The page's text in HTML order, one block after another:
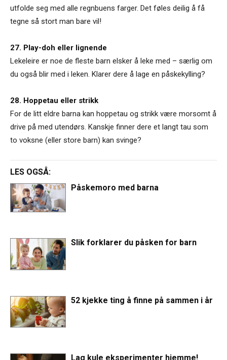
utfolde seg med alle regnbuens farger. Det føles deilig å få
tegne så stort man bare vil!
27. Play-doh eller lignende
Lekeleire er noe de fleste barn elsker å leke med – særlig om
du også blir med i leken. Klarer dere å lage en påskekylling?
28. Hoppetau eller strikk
For de litt eldre barna kan hoppetau og strikk være morsomt å
drive på med utendørs. Kanskje finner dere et langt tau som
to voksne (eller store barn) kan svinge?
LES OGSÅ:
Påskemoro med barna
Slik forklarer du påsken for barn
52 kjekke ting å finne på sammen i år
Lag kule eksperimenter hjemme!